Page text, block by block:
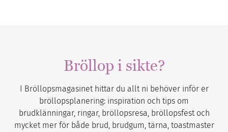
Bröllop i sikte?
I Bröllopsmagasinet hittar du allt ni behöver inför er
bröllopsplanering: inspiration och tips om
brudklänningar, ringar, bröllopsresa, bröllopsfest och
mycket mer för både brud, brudgum, tärna, toastmaster